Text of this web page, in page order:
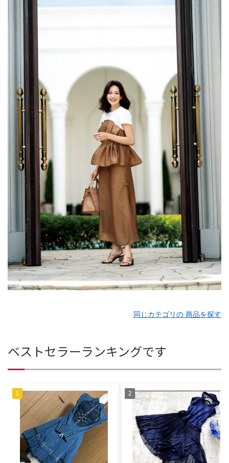
同じカテゴリの 商品を探す
ベストセラーランキングです